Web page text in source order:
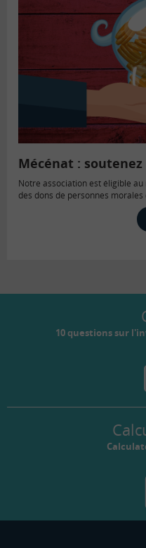
Mécénat :
Notre association est éligible
des dons de personnes morales
10 questions sur